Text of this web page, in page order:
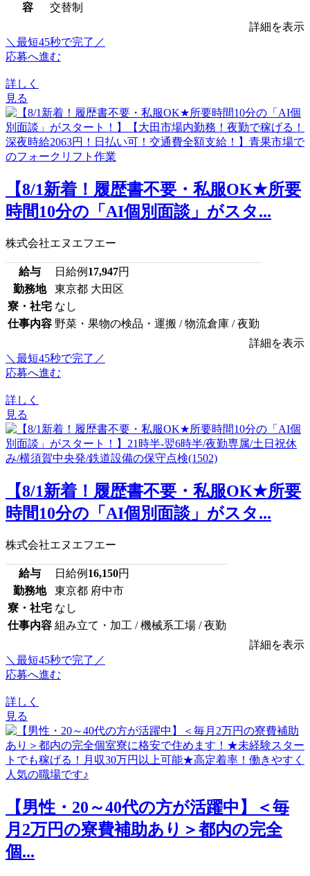
容
交替制
詳細を表示
＼最短45秒で完了／
応募へ進む
詳しく
見る
【8/1新着！履歴書不要・私服OK★所要
時間10分の「AI個別面談」がスタ...
株式会社エヌエフエー
給与 日給例 17,947円
勤務地
東京都 大田区
寮・社宅 なし
仕事内容 野菜・果物の検品・運搬 / 物流倉庫 / 夜勤
詳細を表示
＼最短45秒で完了／
応募へ進む
詳しく
見る
【8/1新着！履歴書不要・私服OK★所要
時間10分の「AI個別面談」がスタ...
株式会社エヌエフエー
給与 日給例 16,150円
勤務地
東京都 府中市
寮・社宅 なし
仕事内容 組み立て・加工 / 機械系工場 / 夜勤
詳細を表示
＼最短45秒で完了／
応募へ進む
詳しく
見る
【男性・20～40代の方が活躍中】＜毎
月2万円の寮費補助あり＞都内の完全
個...